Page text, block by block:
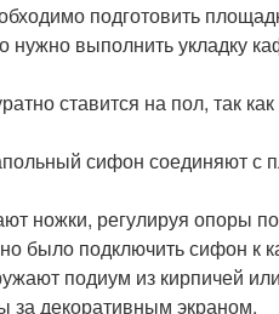
подготовить
нужно выполнить укладку
ставится на пол, так
сифон соединяют с
ножки, регулируя опоры
было подключить сифон к
подиум из кирпичей
за декоративным экраном.